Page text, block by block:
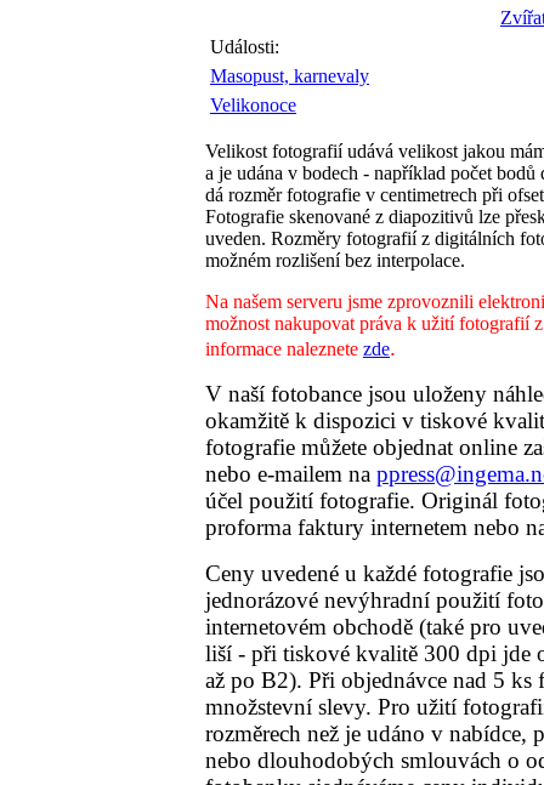
Události:
Masopust, karnevaly
Velikonoce
Velikost fotografií udává velikost jakou
a je udána v bodech - například počet bodů
dá rozměr fotografie v centimetrech při
Fotografie skenované z diapozitivů lze
uveden. Rozměry fotografií z digitálních
možném rozlišení bez interpolace.
Na našem serveru jsme zprovoznili
možnost nakupovat práva k užití fotografií
informace naleznete zde.
V naší fotobance jsou uloženy
okamžitě k dispozici v tiskové
fotografie můžete objednat online
nebo e-mailem na
účel použití fotografie. Originál
proforma faktury internetem nebo
Ceny uvedené u každé fotografie
jednorázové nevýhradní použití
internetovém obchodě (také pro
liší - při tiskové kvalitě 300 dpi jde
až po B2). Při objednávce nad 5
množstevní slevy. Pro užití
rozměrech než je udáno v nabídce,
nebo dlouhodobých smlouvách o